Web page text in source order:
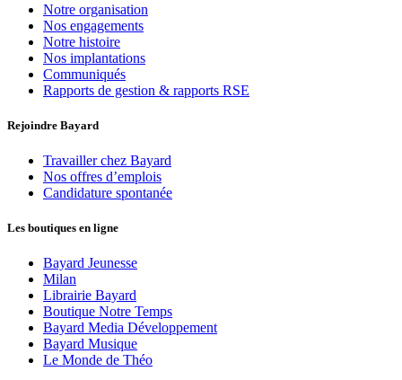
Notre organisation
Nos engagements
Notre histoire
Nos implantations
Communiqués
Rapports de gestion & rapports RSE
Rejoindre Bayard
Travailler chez Bayard
Nos offres d’emplois
Candidature spontanée
Les boutiques en ligne
Bayard Jeunesse
Milan
Librairie Bayard
Boutique Notre Temps
Bayard Media Développement
Bayard Musique
Le Monde de Théo